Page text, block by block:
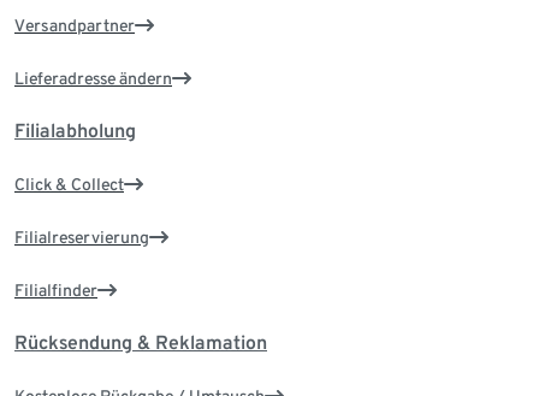
Versandpartner
Lieferadresse ändern
Filialabholung
Click & Collect
Filialreservierung
Filialfinder
Rücksendung & Reklamation